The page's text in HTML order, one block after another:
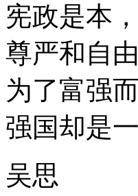
宪政是本
尊严和自
为了富强
强国却是
吴思